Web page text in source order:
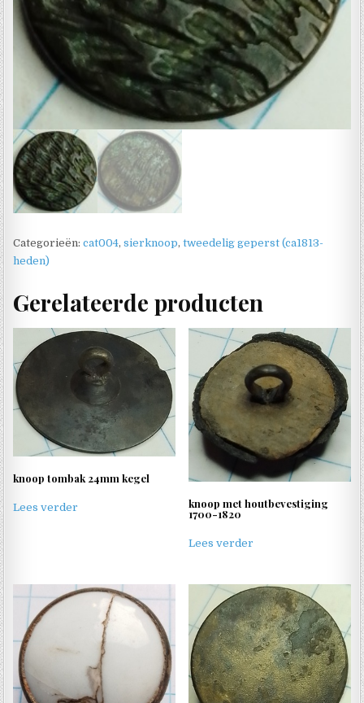
Categorieën:cat004,sierknoop,tweedelig geperst (ca1813-
heden)
Gerelateerde producten
knoop tombak 24mm kegel
Lees verder knoop met houtbevestiging
1700-1820
Lees verder